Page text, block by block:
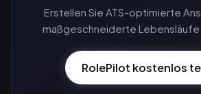
Erstellen Sie ATS-optimierte
maßgeschneiderte
RolePilot kostenlos